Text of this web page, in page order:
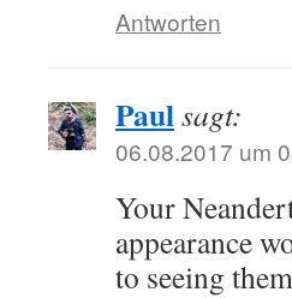
Antworten
Paulsagt:
06.08.2017 um
Your
appearance
to seeing